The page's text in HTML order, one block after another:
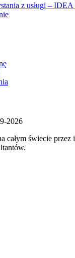
z usługi –
2026
całym świecie przez